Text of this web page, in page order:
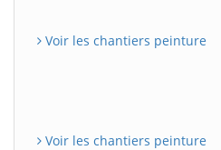
Voir les chantiers peinture
Voir les chantiers peinture